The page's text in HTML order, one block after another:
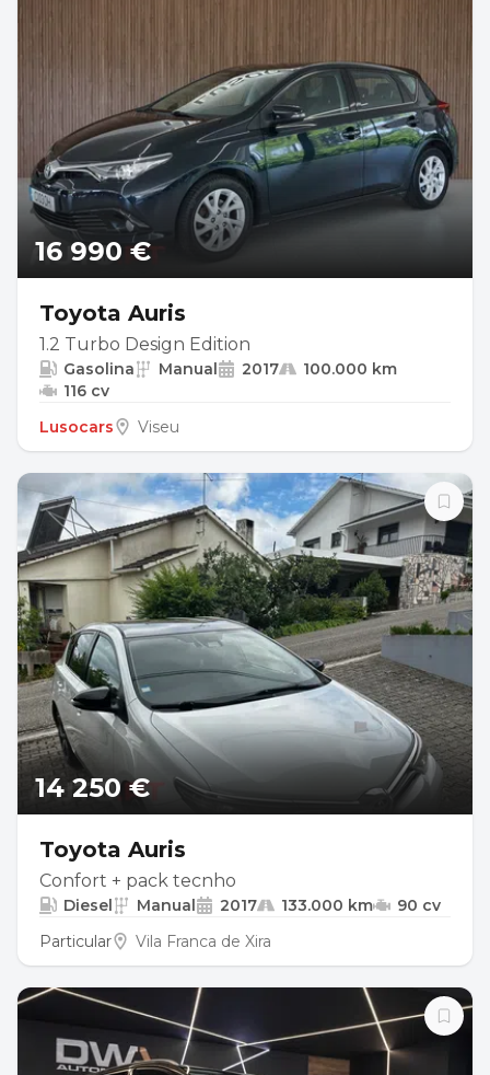
16 990 €
Toyota Auris
1.2 Turbo Design Edition
Gasolina Manual 2017
100.000 km
116 cv
Lusocars
Viseu
14 250 €
Toyota Auris
Confort + pack tecnho
Diesel Manual 2017 133.000 km
90 cv
Particular
Vila Franca de Xira